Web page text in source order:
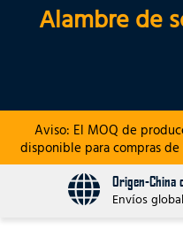
Alambre de
Aviso: El MOQ de
disponible para compras
Origen-China
Envíos